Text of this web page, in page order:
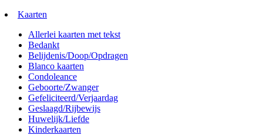
Kaarten
Allerlei kaarten met tekst
Bedankt
Belijdenis/Doop/Opdragen
Blanco kaarten
Condoleance
Geboorte/Zwanger
Gefeliciteerd/Verjaardag
Geslaagd/Rijbewijs
Huwelijk/Liefde
Kinderkaarten